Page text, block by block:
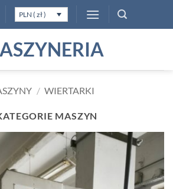
PLN ( zł )
/ WIERTARKI
MASZYN